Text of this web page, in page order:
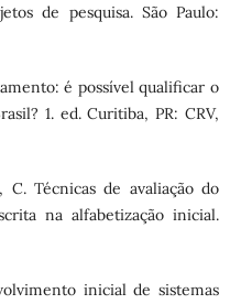
de pesquisa. São Paulo:
é possível qualificar o
1. ed. Curitiba, PR: CRV,
C. Técnicas de avaliação do
na alfabetização inicial.
inicial de sistemas